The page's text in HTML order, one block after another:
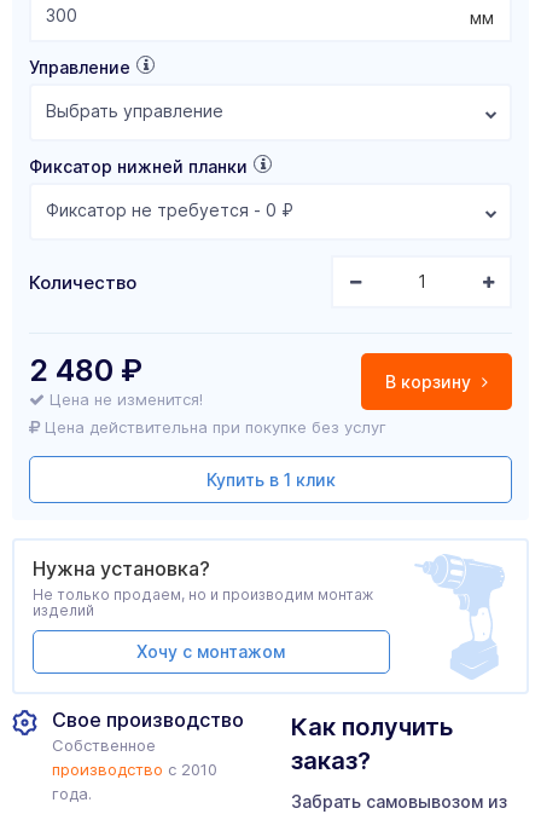
мм
Управление
Выбрать управление
Фиксатор нижней планки
Фиксатор не требуется - 0 ₽
Количество
В корзину
2 480 ₽
Цена не изменится!
Цена действительна при покупке без услуг
Купить в 1 клик
Свое производство
Собственное
производство с 2010
года.
Как получить
заказ?
Забрать самовывозом из
Нужна установка?
Не только продаем, но и производим монтаж
изделий
Хочу с монтажом